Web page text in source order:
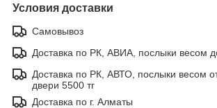
Условия доставки
Самовывоз
Доставка по РК, АВИА, послыки весом
Доставка по РК, АВТО, послыки весом
двери 5500 тг
Доставка по г. Алматы